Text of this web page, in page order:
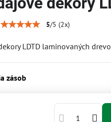
5/5 (2x)
LDTD laminovaných
zásob